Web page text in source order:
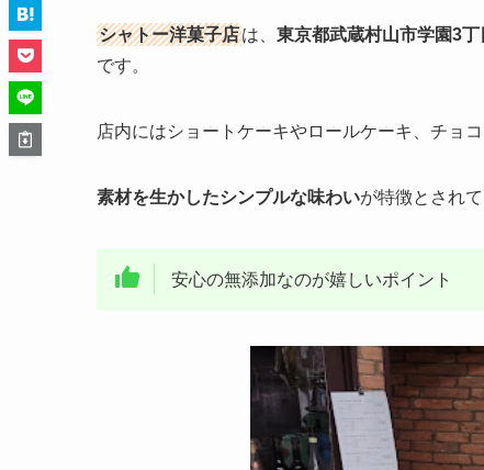
シャトー洋菓子店は、 東京都武蔵村山市学園3丁
です。
店内にはショートケーキやロールケーキ、チョ
素材を生かしたシンプルな味わいが特徴とされて
安心の無添加なのが嬉しいポイント